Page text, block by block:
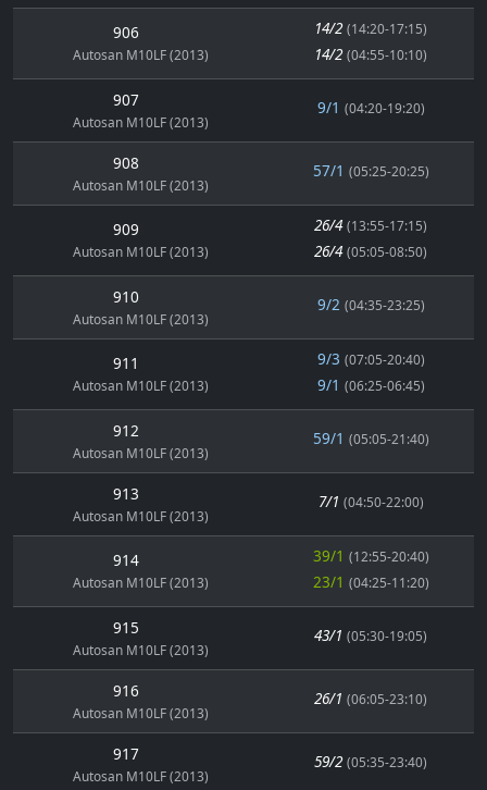
906
Autosan M10LF (2013)
14/2 (14:20-17:15)
14/2 (04:55-10:10)
907
Autosan M10LF (2013)
9/1 (04:20-19:20)
908
Autosan M10LF (2013)
57/1 (05:25-20:25)
909
Autosan M10LF (2013)
26/4 (13:55-17:15)
26/4 (05:05-08:50)
910
Autosan M10LF (2013)
9/2 (04:35-23:25)
911
Autosan M10LF (2013)
9/3 (07:05-20:40)
9/1 (06:25-06:45)
912
Autosan M10LF (2013)
59/1 (05:05-21:40)
913
Autosan M10LF (2013)
7/1 (04:50-22:00)
914
Autosan M10LF (2013)
39/1 (12:55-20:40)
23/1 (04:25-11:20)
915
Autosan M10LF (2013)
43/1 (05:30-19:05)
916
Autosan M10LF (2013)
26/1 (06:05-23:10)
917
Autosan M10LF (2013)
59/2 (05:35-23:40)